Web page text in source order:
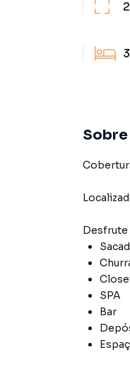
3
Desfrute
SPA
Bar